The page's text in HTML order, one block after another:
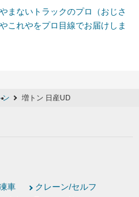
まないトラックのプロ（おじさ
これやをプロ目線でお届けしま
ン 増トン 日産UD
車
クレーン/セルフ